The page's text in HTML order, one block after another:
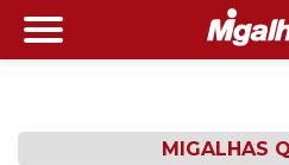
MIGALHAS